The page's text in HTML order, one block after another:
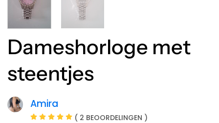
Dameshorloge met
steentjes
Amira
( 2 BEOORDELINGEN )